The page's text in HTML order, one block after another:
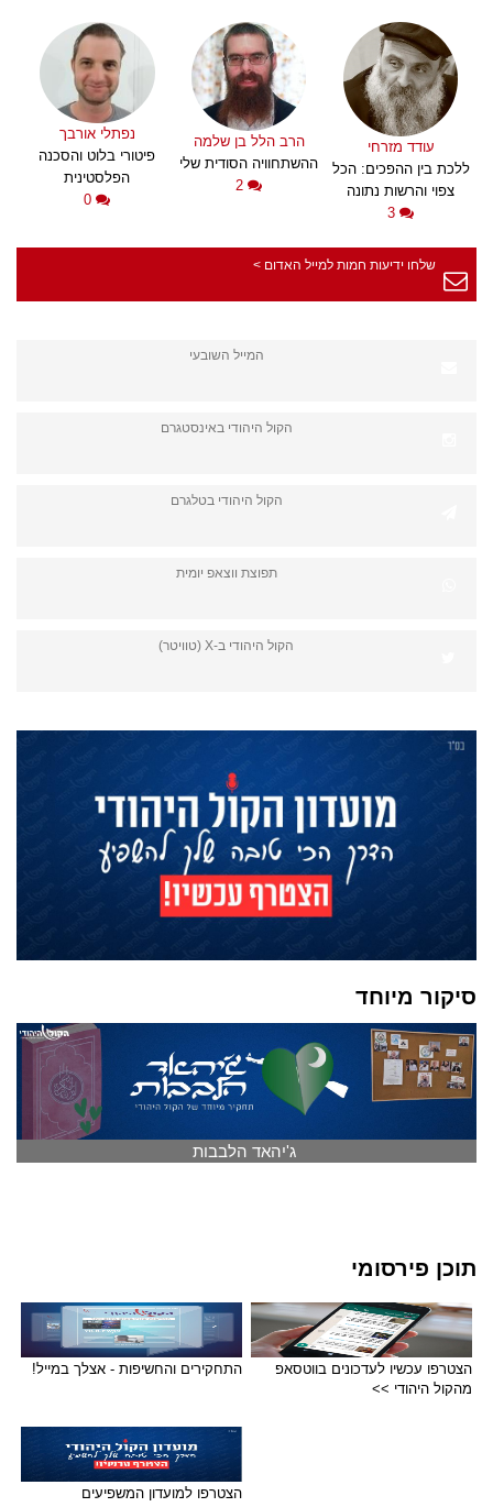
עודד מזרחי
ללכת בין ההפכים: הכל
צפוי והרשות נתונה
3
הרב הלל בן שלמה
ההשתחוויה הסודית שלי
2
נפתלי אורבך
פיטורי בלוט והסכנה
הפלסטינית
0
שלחו ידיעות חמות למייל האדום >
המייל השובעי
הקול היהודי באינסטגרם
הקול היהודי בטלגרם
תפוצת ווצאפ יומית
הקול היהודי ב-X (טוויטר)
סיקור מיוחד
ג'יהאד הלבבות
תוכן פירסומי
הצטרפו עכשיו לעדכונים בווטסאפ
מהקול היהודי >>
התחקירים והחשיפות - אצלך במייל!
הצטרפו למועדון המשפיעים